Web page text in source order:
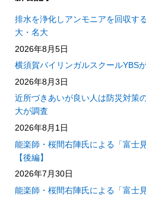
排水を浄化しアンモニアを回収
大・名大
2026年8月5日
横須賀バイリンガルスクールYBS
2026年8月3日
近所づきあいが良い人は防災対
大が調査
2026年8月1日
能楽師・桜間右陣氏による「富士
【後編】
2026年7月30日
能楽師・桜間右陣氏による「富士